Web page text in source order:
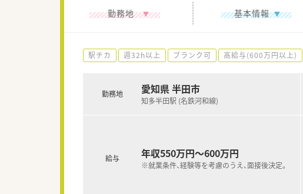
勤務地 基本情報
駅チカ 週32h以上 ブランク可 高給与(600万円以上)
勤務地 愛知県 半田市
知多半田駅 (名鉄河和線)
給与 年収550万円～600万円
※就業条件、経験等を考慮のうえ、面接後決定。